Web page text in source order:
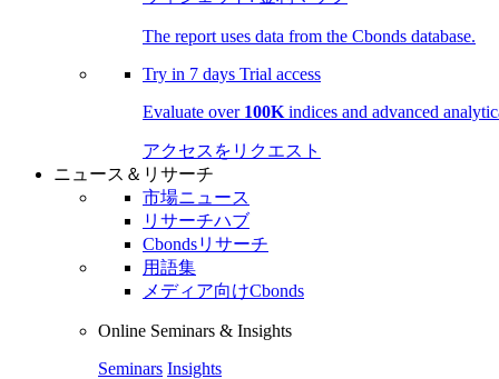
The report uses data from the Cbonds database.
Try in 7 days Trial access
Evaluate over 100K indices and advanced
アクセスをリクエスト
ニュース＆リサーチ
市場ニュース
リサーチハブ
Cbondsリサーチ
用語集
メディア向けCbonds
Online Seminars & Insights
Seminars Insights